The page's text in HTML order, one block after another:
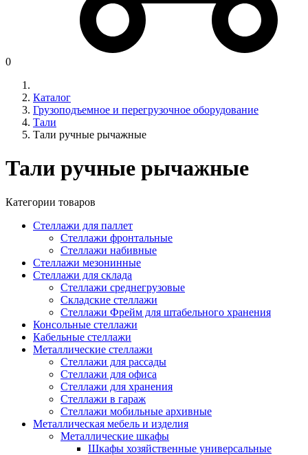
0
Каталог
Грузоподъемное и перегрузочное оборудование
Тали
Тали ручные рычажные
Тали ручные рычажные
Категории товаров
Стеллажи для паллет
Стеллажи фронтальные
Стеллажи набивные
Стеллажи мезонинные
Стеллажи для склада
Стеллажи среднегрузовые
Складские стеллажи
Стеллажи Фрейм для штабельного хранения
Консольные стеллажи
Кабельные стеллажи
Металлические стеллажи
Стеллажи для рассады
Стеллажи для офиса
Стеллажи для хранения
Стеллажи в гараж
Стеллажи мобильные архивные
Металлическая мебель и изделия
Металлические шкафы
Шкафы хозяйственные универсальные